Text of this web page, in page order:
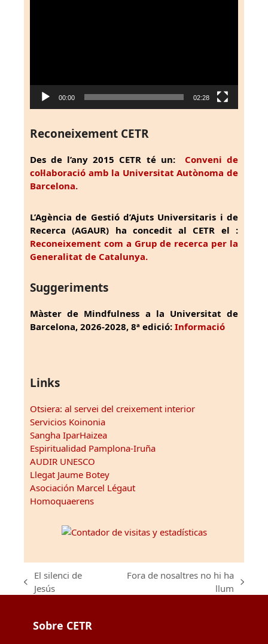
00:00 02:28
Reconeixement CETR
Des de l’any 2015 CETR té un: Conveni de
col·laboració amb la Universitat Autònoma de
Barcelona.
L’Agència de Gestió d’Ajuts Universitaris i de
Recerca (AGAUR) ha concedit al CETR el :
Reconeixement com a Grup de recerca per la
Generalitat de Catalunya.
Suggeriments
Màster de Mindfulness a la Universitat de
Barcelona, 2026-2028, 8ª edició: Informació
Links
Otsiera: al servei del creixement interior
Servicios Koinonia
Sangha IparHaizea
Espiritualidad Pamplona-Iruña
AUDIR UNESCO
Llegat Jaume Botey
Asociación Marcel Légaut
Homoquaerens
previous
El silenci de
Jesús
Fora de nosaltres no hi ha
llum
Sobre CETR